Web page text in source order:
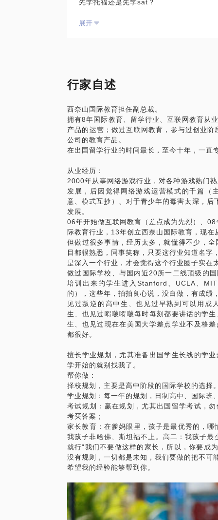
团培或学校合作：
如何进入国际学校进行招生？
题。请把你的问题提前发给我，方便我做
面。
先学托福还是先学sat？
孩子学习没有规划，出国没有动力怎么办？
我愿意与你分享的内容包括：
建议初三就开始准备语言能力的提升。
SAT学习一定要提前，名校不会因为你完
展开
行家自述
西奈山国际教育担任副总裁。
拥有8年国际教育、留学行业、互联网教育从
产品的运营；做过互联网教育，参与过创业
公司的教育产品。
在出国留学行业的时间最长，至今十年，一直
从业经历：
2000年从事网络游戏行业，对各种游戏熟门
发展，后因觉得网络游戏运营模式的千篇（
意、模式互抄）、对于青少年的毒害太深，后
发展。
06年开始做互联网教育（差点成为先烈）、
际教育行业，13年创立西奈山国际教育，现在
但做过很多事情，经历太多，就懂得不少，
目都很熟悉，同事笑称，只要这行业知道名
是深入一个行业，才会觉得这个行业圈子实在
做过国际学校、与国内近20所一二线顶级的
培训出来的学生进入Stanford、UCLA、
的），这些年，拍拍良心说，没白做，有成绩
见过叛逆的高中生、也见过早熟到可以用成
生、也见过嘚啵嘚啵每时每刻都要讲话的学
生、也见过现在在美国大学差点学业不及格
都很好。
擅长学业规划，尤其准备出国学生长线的学
学开始的就别找我了。
帮你做：
择校规划，主要是高中阶段的国际学校的选择
学业规划：每一年的规划，日制高中、国际班
考试规划：赢在规划，尤其出国留学考试，
考买答案；
家长教育：在爹妈眼里，孩子是最优秀的，
我孩子非哈佛、斯坦福不上。高二：我孩子
就行“我们不要做这样的家长，所以，你要成
没有规则，一切都是未知，我们要做的把不可
希望我的经验能够帮到你。